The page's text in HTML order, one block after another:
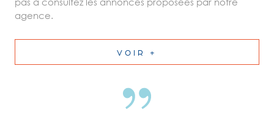
agence.
VOIR +